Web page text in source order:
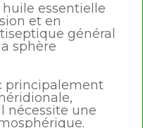
essentielle
et en
général
sphère
principalement
nécessite une